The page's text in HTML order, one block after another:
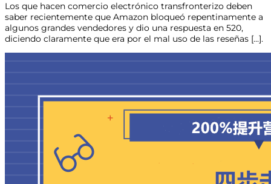
Los que hacen comercio electrónico transfronterizo deben
saber recientemente que Amazon bloqueó repentinamente a
algunos grandes vendedores y dio una respuesta en 520,
diciendo claramente que era por el mal uso de las reseñas [...].